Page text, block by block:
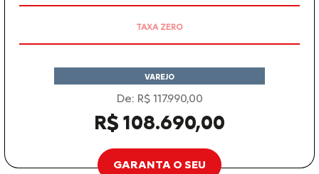
VAREJO
De: R$ 117.990,00
R$ 108.690,00
GARANTA O SEU